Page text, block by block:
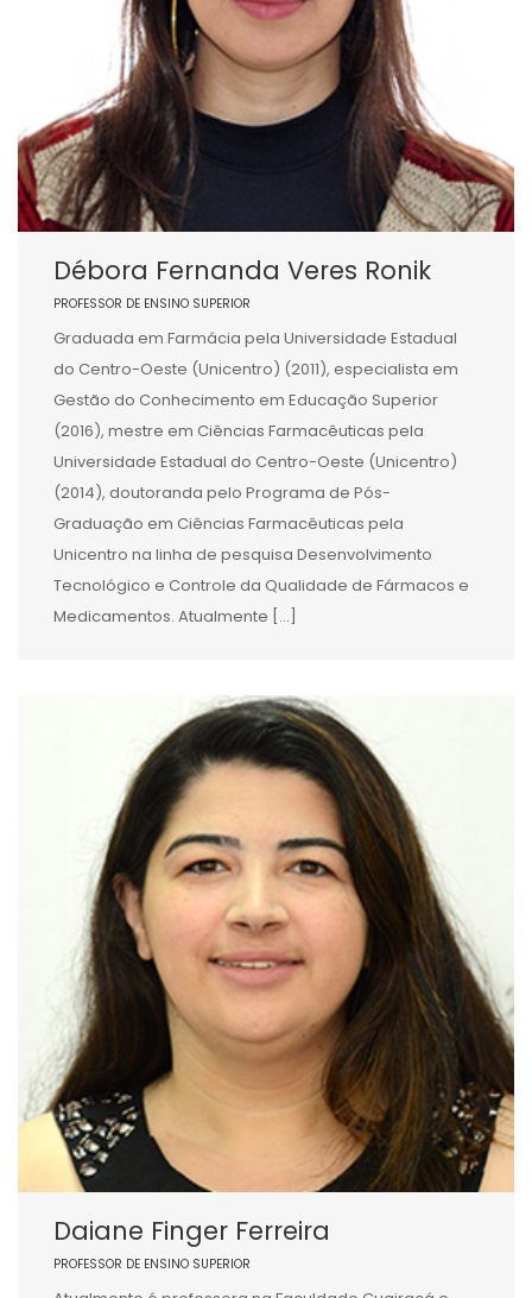
Débora Fernanda Veres Ronik
PROFESSOR DE ENSINO SUPERIOR
Graduada em Farmácia pela Universidade Estadual
do Centro-Oeste (Unicentro) (2011), especialista em
Gestão do Conhecimento em Educação Superior
(2016), mestre em Ciências Farmacêuticas pela
Universidade Estadual do Centro-Oeste (Unicentro)
(2014), doutoranda pelo Programa de Pós-
Graduação em Ciências Farmacêuticas pela
Unicentro na linha de pesquisa Desenvolvimento
Tecnológico e Controle da Qualidade de Fármacos e
Medicamentos. Atualmente […]
Daiane Finger Ferreira
PROFESSOR DE ENSINO SUPERIOR